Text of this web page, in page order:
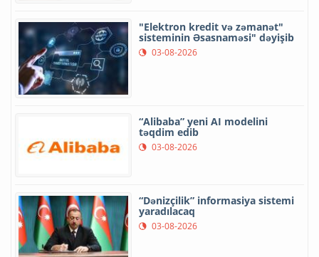
"Elektron kredit və zəmanət"
sisteminin Əsasnaməsi" dəyişib
03-08-2026
“Alibaba” yeni AI modelini
təqdim edib
03-08-2026
“Dənizçilik” informasiya sistemi
yaradılacaq
03-08-2026